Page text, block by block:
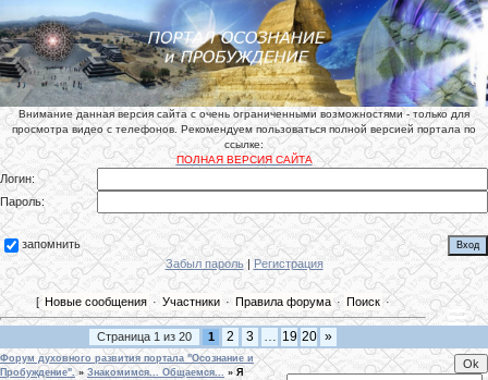
Внимание данная версия сайта с очень ограниченными возможностями - только для
просмотра видео с телефонов. Рекомендуем пользоваться полной версией портала по
ссылке:
ПОЛНАЯ ВЕРСИЯ САЙТА
Логин:
Пароль:
запомнить
Забыл пароль| Регистрация
[ Новые сообщения · Участники · Правила форума · Поиск·
Страница 1 из 20 1 2 3 … 19 20 »
Форум духовного развития портала "Осознание и
Пробуждение". » Знакомимся... Общаемся... » Я